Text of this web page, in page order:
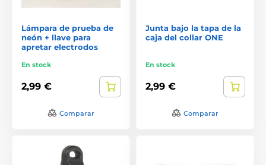
Lámpara de prueba de
neón + llave para
apretar electrodos
En stock
2,99 €
Comparar
Junta bajo la tapa de la
caja del collar ONE
En stock
2,99 €
Comparar